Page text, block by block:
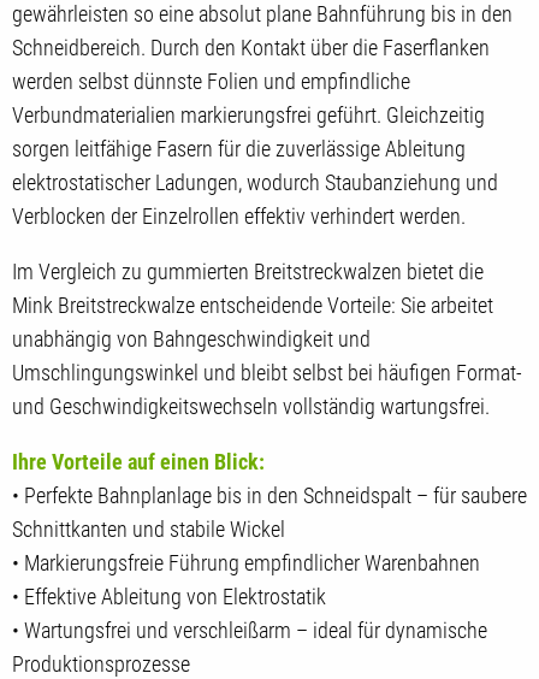
gewährleisten so eine absolut plane Bahnführung bis in den
Schneidbereich. Durch den Kontakt über die Faserflanken
werden selbst dünnste Folien und empfindliche
Verbundmaterialien markierungsfrei geführt. Gleichzeitig
sorgen leitfähige Fasern für die zuverlässige Ableitung
elektrostatischer Ladungen, wodurch Staubanziehung und
Verblocken der Einzelrollen effektiv verhindert werden.
Im Vergleich zu gummierten Breitstreckwalzen bietet die
Mink Breitstreckwalze entscheidende Vorteile: Sie arbeitet
unabhängig von Bahngeschwindigkeit und
Umschlingungswinkel und bleibt selbst bei häufigen Format-
und Geschwindigkeitswechseln vollständig wartungsfrei.
Ihre Vorteile auf einen Blick:
• Perfekte Bahnplanlage bis in den Schneidspalt – für saubere
Schnittkanten und stabile Wickel
• Markierungsfreie Führung empfindlicher Warenbahnen
• Effektive Ableitung von Elektrostatik
• Wartungsfrei und verschleißarm – ideal für dynamische
Produktionsprozesse